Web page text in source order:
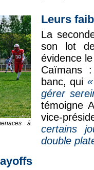
à
Leurs
La
son lot
évidence
Caïmans
banc, qui
gérer
témoigne
vice-
certains
double